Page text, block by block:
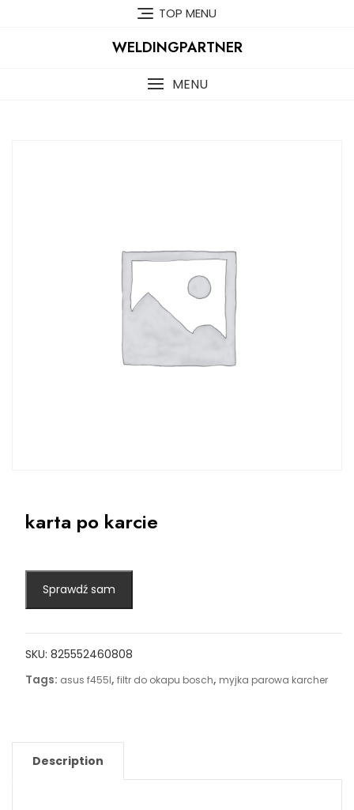
TOP MENU
WELDINGPARTNER
MENU
karta po karcie
Sprawdź sam
SKU: 825552460808
Tags: asus f455l, filtr do okapu bosch, myjka parowa karcher
Description